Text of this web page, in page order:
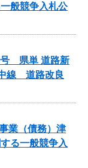
般競争入札公
号 県単 道路新
線 道路改良
業（債務）津
る一般競争入